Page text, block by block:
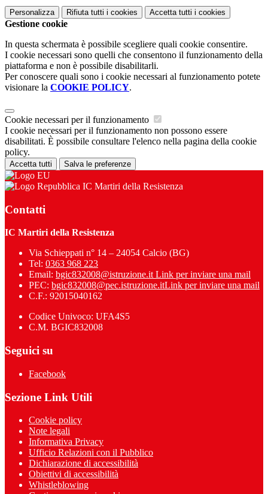
Personalizza Rifiuta tutti i cookies Accetta tutti i cookies
Gestione cookie
In questa schermata è possibile scegliere quali cookie consentire.
I cookie necessari sono quelli che consentono il funzionamento della
piattaforma e non è possibile disabilitarli.
Per conoscere quali sono i cookie necessari al funzionamento potete
visionare la COOKIE POLICY.
Cookie necessari per il funzionamento
I cookie necessari per il funzionamento non possono essere
disabilitati. È possibile consultare l'elenco nella pagina della cookie
policy.
Accetta tutti Salva le preferenze
IC Martiri della Resistenza
Contatti
IC Martiri della Resistenza
Via Schieppati n° 14 – 24054 Calcio (BG)
Tel: 0363 968 223
Email: bgic832008@istruzione.it Link per inviare una mail
PEC: bgic832008@pec.istruzione.itLink per inviare una mail
C.F.: 92015040162
Codice Univoco: UFA4S5
C.M. BGIC832008
Seguici su
Facebook
Sezione Link Utili
Cookie policy
Note legali
Informativa Privacy
Ufficio Relazioni con il Pubblico
Dichiarazione di accessibilità
Obiettivi di accessibilità
Whistleblowing